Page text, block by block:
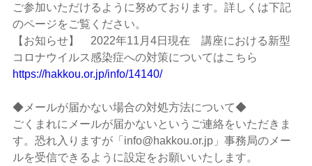
ご参加いただけるように努めております。詳しくは下記
のページをご覧ください。
【お知らせ】 2022年11月4日現在 講座における新型
コロナウイルス感染症への対策についてはこちら
https://hakkou.or.jp/info/14140/
◆メールが届かない場合の対処方法について◆
ごくまれにメールが届かないというご連絡をいただきま
す。恐れ入りますが「info@hakkou.or.jp」事務局のメー
ルを受信できるように設定をお願いいたします。